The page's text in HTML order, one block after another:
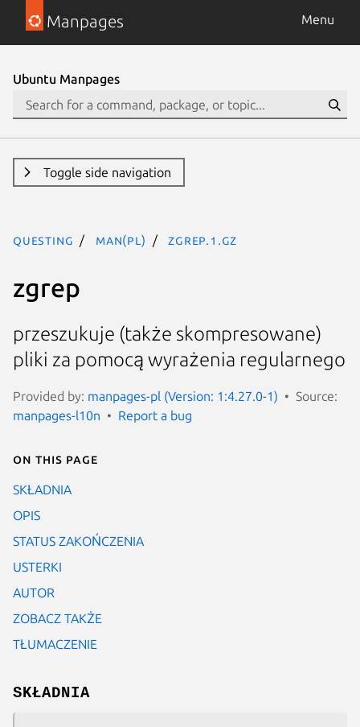
Manpages Menu
Ubuntu Manpages
Toggle side navigation
questing man(pl) zgrep.1.gz
zgrep
przeszukuje (także skompresowane)
pliki za pomocą wyrażenia regularnego
Provided by: manpages-pl (Version: 1:4.27.0-1)
Source:
manpages-l10n
Report a bug
On this page
SKŁADNIA
OPIS
STATUS ZAKOŃCZENIA
USTERKI
AUTOR
ZOBACZ TAKŻE
TŁUMACZENIE
SKŁADNIA